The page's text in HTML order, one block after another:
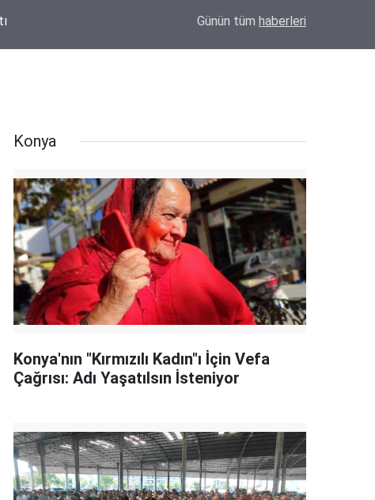
Eskil'de Kasıtlı Yangın İddiası! Güvenlik
Günün tüm haberleri
Konya
Konya'nın "Kırmızılı Kadın"ı İçin Vefa
Çağrısı: Adı Yaşatılsın İsteniyor